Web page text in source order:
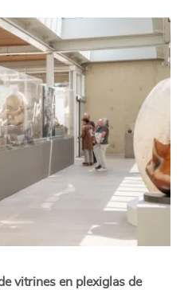
vitrines en plexiglas de